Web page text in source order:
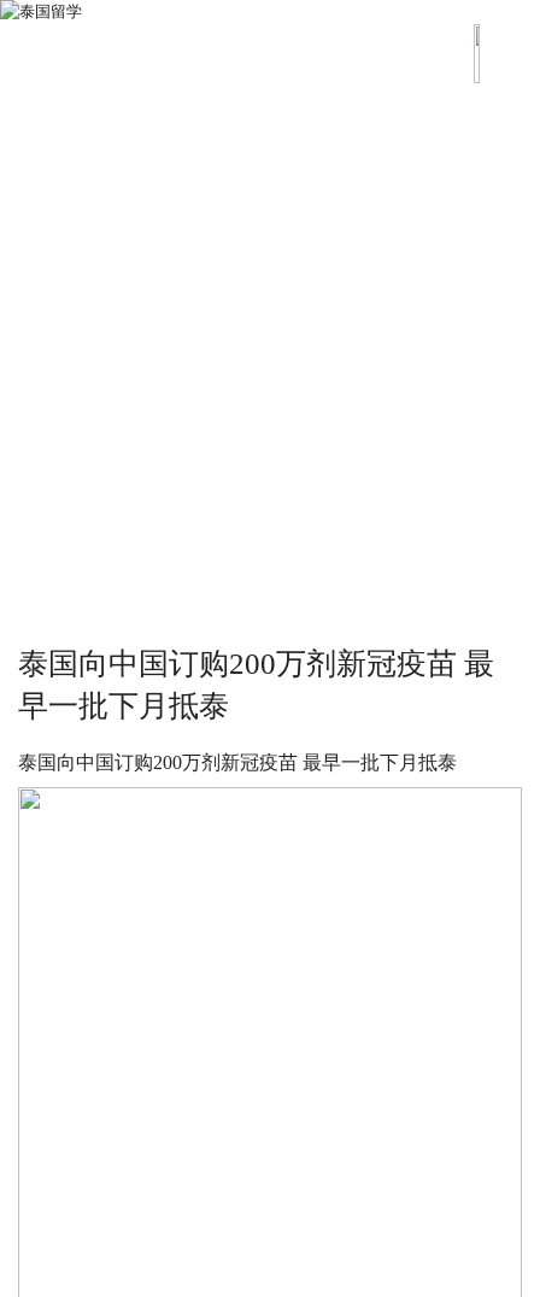
泰国向中国订购200万剂新冠疫苗 最
早一批下月抵泰
泰国向中国订购200万剂新冠疫苗 最早一批下月抵泰